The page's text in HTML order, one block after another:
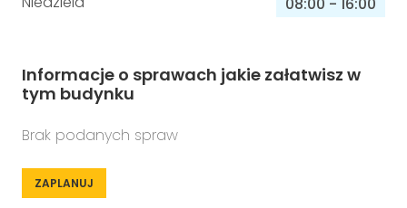
Informacje o sprawach jakie załatwisz w
tym budynku
Brak podanych spraw
ZAPLANUJ